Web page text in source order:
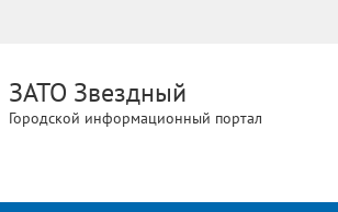
ЗАТО Звездный
Городской информационный портал